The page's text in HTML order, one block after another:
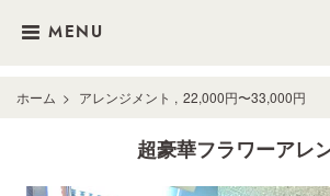
MENU
ホーム > アレンジメント , 22,000円〜33,000円
超豪華フラワーアレ